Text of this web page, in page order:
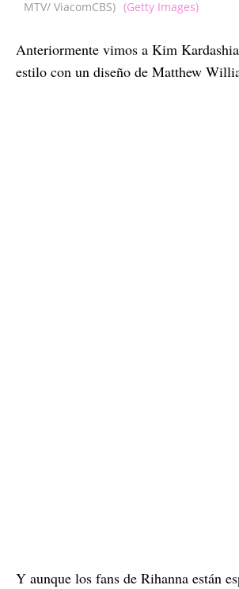
MTV/ ViacomCBS) (Getty Images)
Anteriormente vimos a Kim
estilo con un diseño de Matthew
Y aunque los fans de Rihanna están